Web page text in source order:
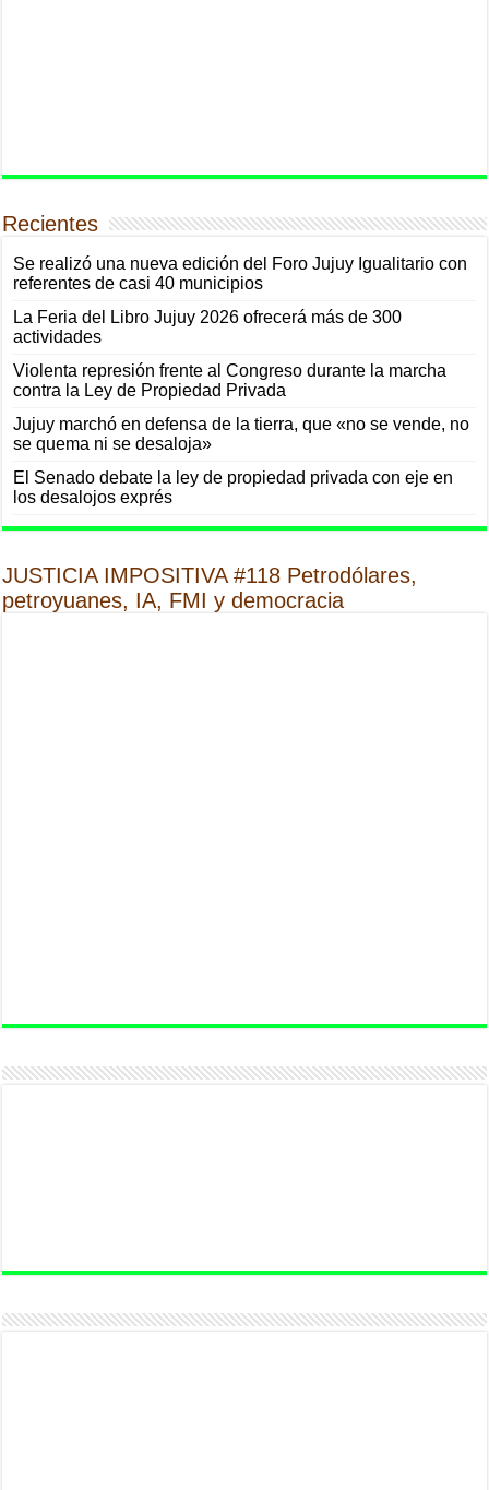
Recientes
Se realizó una nueva edición del Foro Jujuy Igualitario con
referentes de casi 40 municipios
La Feria del Libro Jujuy 2026 ofrecerá más de 300
actividades
Violenta represión frente al Congreso durante la marcha
contra la Ley de Propiedad Privada
Jujuy marchó en defensa de la tierra, que «no se vende, no
se quema ni se desaloja»
El Senado debate la ley de propiedad privada con eje en
los desalojos exprés
JUSTICIA IMPOSITIVA #118 Petrodólares,
petroyuanes, IA, FMI y democracia